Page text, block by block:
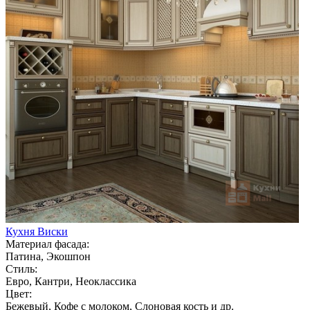
Кухня Виски
Материал фасада:
Патина, Экошпон
Стиль:
Евро, Кантри, Неоклассика
Цвет:
Бежевый, Кофе с молоком, Слоновая кость и др.